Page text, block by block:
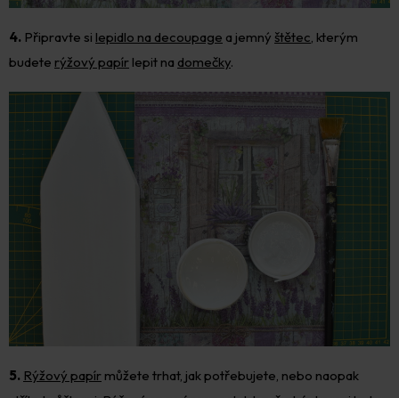
4. Připravte si lepidlo na decoupage a jemný štětec, kterým
budete rýžový papír lepit na domečky.
5. Rýžový papír můžete trhat, jak potřebujete, nebo naopak